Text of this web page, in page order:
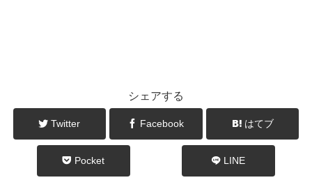
シェアする
Twitter Facebook はてブ
Pocket LINE